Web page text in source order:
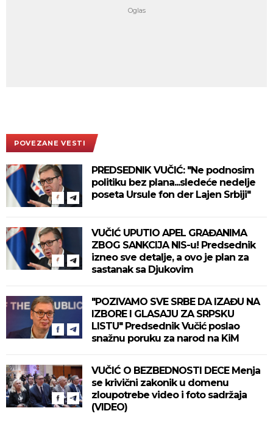
POVEZANE VESTI
PREDSEDNIK VUČIĆ: "Ne podnosim
politiku bez plana...sledeće nedelje
poseta Ursule fon der Lajen Srbiji"
VUČIĆ UPUTIO APEL GRAĐANIMA
ZBOG SANKCIJA NIS-u! Predsednik
izneo sve detalje, a ovo je plan za
sastanak sa Djukovim
"POZIVAMO SVE SRBE DA IZAĐU NA
IZBORE I GLASAJU ZA SRPSKU
LISTU" Predsednik Vučić poslao
snažnu poruku za narod na KiM
VUČIĆ O BEZBEDNOSTI DECE Menja
se krivični zakonik u domenu
zloupotrebe video i foto sadržaja
(VIDEO)